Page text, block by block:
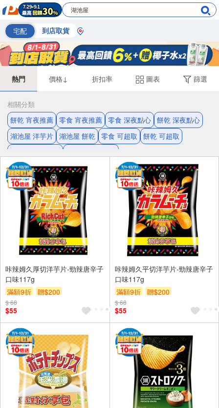
宅配 到店取貨
熱門 價格↓ 折扣率 圖表 篩選
相關分類
餅乾 宵夜推薦 零食 宵夜推薦 零食 深夜點心 餅乾 深夜點心
湖池屋 洋芋片 湖池屋 餅乾 零食 可超取
餅乾 可超取
咔辣姆久厚切洋芋片-勁辣唐辛子
口味117g
滿額9折
贈$200
$ 68
$55
咔辣姆久平切洋芋片-勁辣唐辛子
口味117g
滿額9折
贈$200
$ 68
$55